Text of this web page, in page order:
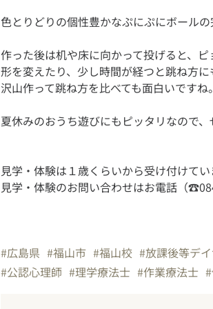
作った後は机や床に向かって投げると、ピ
形を変えたり、少し時間が経つと跳ね方に
見学・体験は１歳くらいから受け付けてい
見学・体験のお問い合わせはお電話（
#広島県 #福山市 #福山校 #放課後等デ
#公認心理師 #理学療法士 #作業療法士